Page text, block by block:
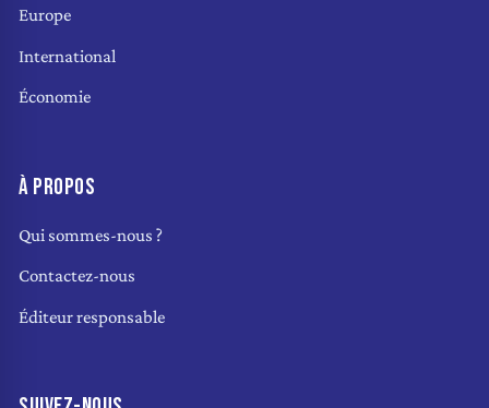
Europe
International
Économie
À PROPOS
Qui sommes-nous ?
Contactez-nous
Éditeur responsable